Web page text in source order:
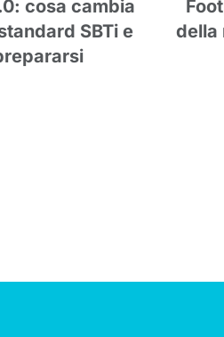
cosa cambia
SBTi e
della